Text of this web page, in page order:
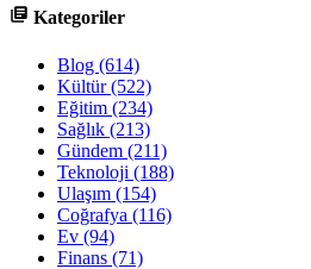
Kategoriler
Blog (614)
Kültür(522)
Eğitim (234)
Sağlık (213)
Gündem (211)
Teknoloji (188)
Ulaşım (154)
Coğrafya (116)
Ev (94)
Finans (71)